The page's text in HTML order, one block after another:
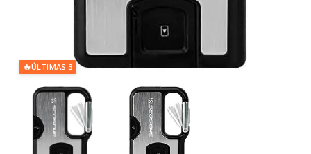
🔥ÚLTIMAS 3